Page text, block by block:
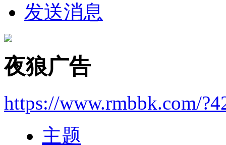
发送消息
夜狼广告
https://www.rmbbk.com/
主题